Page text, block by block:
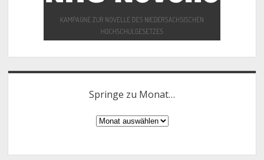
Springe zu Monat…
Springe